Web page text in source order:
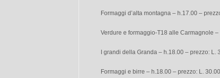
Formaggi d’alta montagna – h.17.00 –
Verdure e formaggio-T18 alle Carmagnole
I grandi della Granda – h.18.00 – prezzo: L.
Formaggi e birre – h.18.00 – prezzo: L.